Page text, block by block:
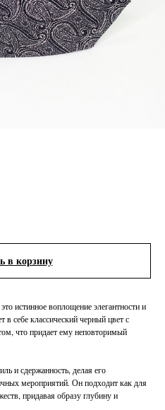
в корзину
истинное воплощение элегантности и
в себе классический черный цвет с
что придает ему неповторимый
и сдержанность, делая его
мероприятий. Он подходит как для
придавая образу глубину и